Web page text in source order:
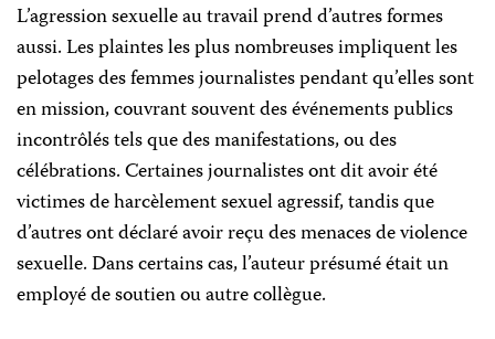
L’agression sexuelle au travail prend d’autres formes
aussi. Les plaintes les plus nombreuses impliquent les
pelotages des femmes journalistes pendant qu’elles sont
en mission, couvrant souvent des événements publics
incontrôléstels que des manifestations, ou des
célébrations. Certaines journalistes ont dit avoir été
victimes de harcèlement sexuel agressif, tandis que
d’autres ont déclaré avoir reçu des menaces de violence
sexuelle. Dans certains cas, l’auteur présumé était un
employé de soutien ou autre collègue.